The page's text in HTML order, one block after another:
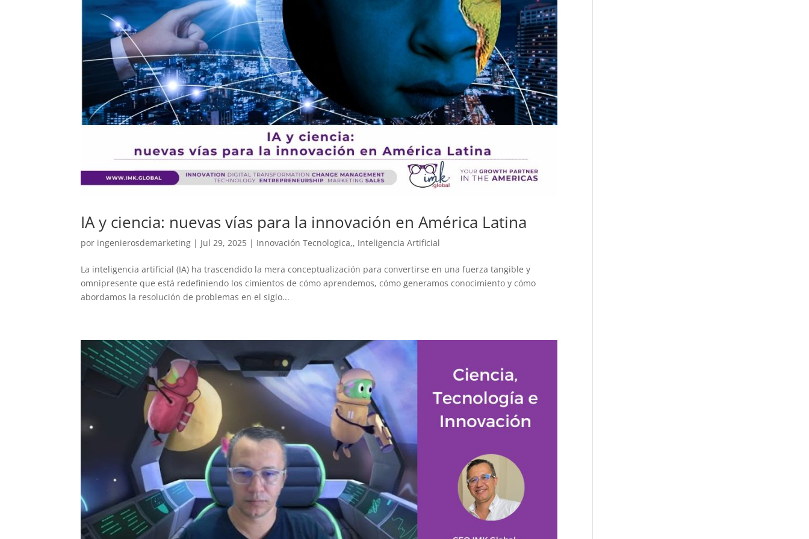
IA y ciencia: nuevas vías para la innovación en América Latina
por ingenierosdemarketing | Jul 29, 2025 | Innovación Tecnologica,, Inteligencia Artificial
La inteligencia artificial (IA) ha trascendido la mera conceptualización para convertirse en una fuerza tangible y
omnipresente que está redefiniendo los cimientos de cómo aprendemos, cómo generamos conocimiento y cómo
abordamos la resolución de problemas en el siglo...